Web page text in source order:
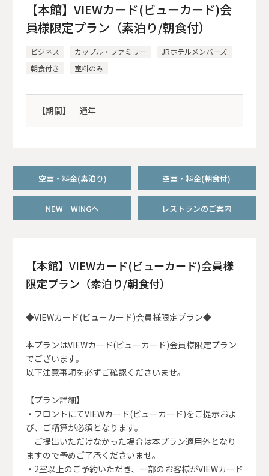
【本館】VIEWカード(ビューカード)会
員様限定プラン（素泊り/朝食付）
ビジネス カップル・ファミリー
JRホテルメンバーズ
朝食付き
室料のみ
【期間】 通年
空室・料金(素泊り) 空室・料金(朝食付)
NEW WINGへ レストランのご案内
【本館】VIEWカード(ビューカード)会員様
限定プラン（素泊り/朝食付）
◆VIEWカード(ビューカード)会員様限定プラン◆
本プランはVIEWカード(ビューカード)会員様限定プラン
でございます。
以下注意事項を必ずご確認くださいませ。
【プラン詳細】
・フロントにてVIEWカード(ビューカード)をご提示およ
び、ご精算が必須となります。
ご提出いただけなかった場合は本プラン適用外となり
ますので予めご了承くださいませ。
・2室以上のご予約いただき、一部のお客様がVIEWカード